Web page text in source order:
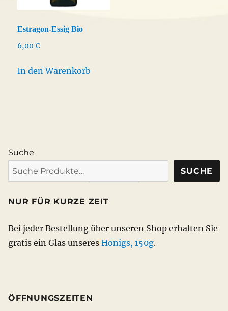
Estragon-Essig Bio
6,00€
In den Warenkorb
Suche
SUCHE
NUR FÜR KURZE ZEIT
Bei jeder Bestellung über unseren Shop erhalten Sie
gratis ein Glas unseres Honigs, 150g.
ÖFFNUNGSZEITEN